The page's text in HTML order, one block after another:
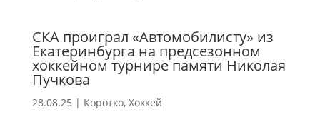
СКА проиграл «Автомобилисту» из
Екатеринбурга на предсезонном
хоккейном турнире памяти Николая
Пучкова
28.08.25 | Коротко, Хоккей